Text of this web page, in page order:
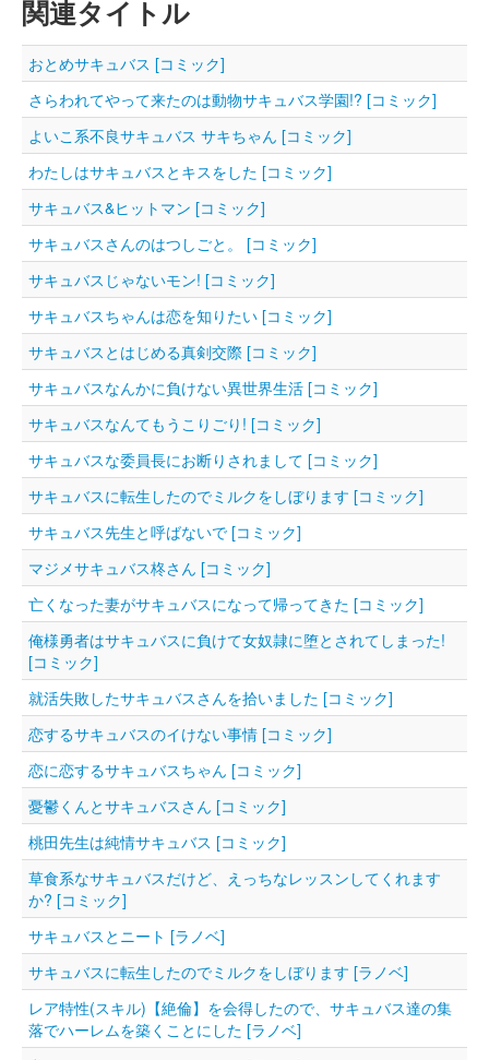
関連タイトル
おとめサキュバス [コミック]
さらわれてやって来たのは動物サキュバス学園!? [コミック]
よいこ系不良サキュバス サキちゃん [コミック]
わたしはサキュバスとキスをした [コミック]
サキュバス&ヒットマン [コミック]
サキュバスさんのはつしごと。 [コミック]
サキュバスじゃないモン! [コミック]
サキュバスちゃんは恋を知りたい [コミック]
サキュバスとはじめる真剣交際 [コミック]
サキュバスなんかに負けない異世界生活 [コミック]
サキュバスなんてもうこりごり! [コミック]
サキュバスな委員長にお断りされまして [コミック]
サキュバスに転生したのでミルクをしぼります [コミック]
サキュバス先生と呼ばないで [コミック]
マジメサキュバス柊さん [コミック]
亡くなった妻がサキュバスになって帰ってきた [コミック]
俺様勇者はサキュバスに負けて女奴隷に堕とされてしまった!
[コミック]
就活失敗したサキュバスさんを拾いました [コミック]
恋するサキュバスのイけない事情 [コミック]
恋に恋するサキュバスちゃん [コミック]
憂鬱くんとサキュバスさん [コミック]
桃田先生は純情サキュバス [コミック]
草食系なサキュバスだけど、えっちなレッスンしてくれます
か? [コミック]
サキュバスとニート [ラノベ]
サキュバスに転生したのでミルクをしぼります [ラノベ]
レア特性(スキル)【絶倫】を会得したので、サキュバス達の集
落でハーレムを築くことにした [ラノベ]